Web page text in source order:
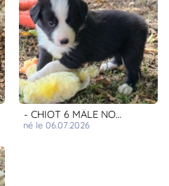
- CHIOT 6 MÂLE NOIR ET BLANC.
né le 06.07.2026